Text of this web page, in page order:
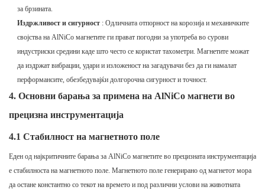
за брзината.
Издржливост и сигурност : Одличната отпорност на корозија и механичките
својства на AlNiCo магнетите ги прават погодни за употреба во сурови
индустриски средини каде што често се користат тахометри. Магнетите можат
да издржат вибрации, удари и изложеност на загадувачи без да ги намалат
перформансите, обезбедувајќи долгорочна сигурност и точност.
4. Основни барања за примена на AlNiCo магнети во
прецизна инструментација
4.1 Стабилност на магнетното поле
Еден од најкритичните барања за AlNiCo магнетите во прецизната инструментација
е стабилноста на магнетното поле. Магнетното поле генерирано од магнетот мора
да остане константно со текот на времето и под различни услови на животната